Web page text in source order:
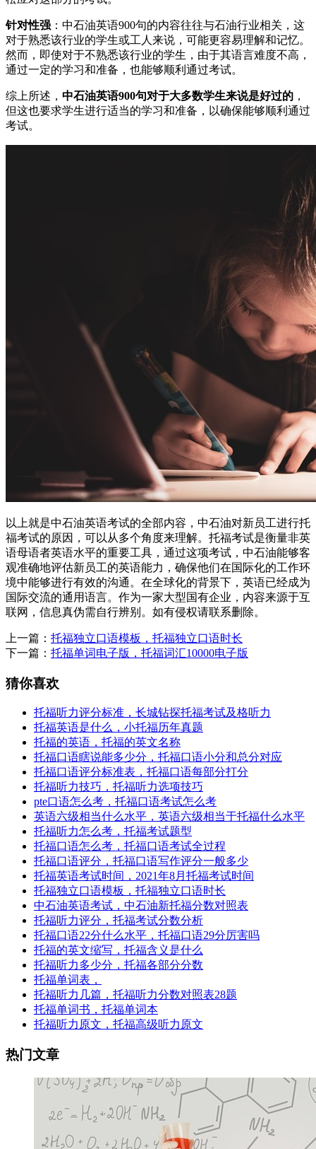
针对性强 ：中石油英语900句的内容往往与石油行业相关，这
对于熟悉该行业的学生或工人来说，可能更容易理解和记忆。
然而，即使对于不熟悉该行业的学生，由于其语言难度不高，
通过一定的学习和准备，也能够顺利通过考试。
综上所述， 中石油英语900句对于大多数学生来说是好过的 ，
但这也要求学生进行适当的学习和准备，以确保能够顺利通过
考试。
以上就是中石油英语考试的全部内容，中石油对新员工进行托
福考试的原因，可以从多个角度来理解。托福考试是衡量非英
语母语者英语水平的重要工具，通过这项考试，中石油能够客
观准确地评估新员工的英语能力，确保他们在国际化的工作环
境中能够进行有效的沟通。在全球化的背景下，英语已经成为
国际交流的通用语言。作为一家大型国有企业，内容来源于互
联网，信息真伪需自行辨别。如有侵权请联系删除。
上一篇： 托福独立口语模板，托福独立口语时长
下一篇： 托福单词电子版，托福词汇10000电子版
猜你喜欢
托福听力评分标准，长城钻探托福考试及格听力
托福英语是什么，小托福历年真题
托福的英语，托福的英文名称
托福口语瞎说能多少分，托福口语小分和总分对应
托福口语评分标准表，托福口语每部分打分
托福听力技巧，托福听力选项技巧
pte口语怎么考，托福口语考试怎么考
英语六级相当什么水平，英语六级相当于托福什么水平
托福听力怎么考，托福考试题型
托福口语怎么考，托福口语考试全过程
托福口语评分，托福口语写作评分一般多少
托福英语考试时间，2021年8月托福考试时间
托福独立口语模板，托福独立口语时长
中石油英语考试，中石油新托福分数对照表
托福听力评分，托福考试分数分析
托福口语22分什么水平，托福口语29分厉害吗
托福的英文缩写，托福含义是什么
托福听力多少分，托福各部分分数
托福单词表，
托福听力几篇，托福听力分数对照表28题
托福单词书，托福单词本
托福听力原文，托福高级听力原文
热门文章